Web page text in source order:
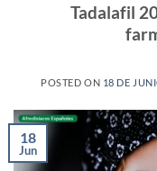
Tadalafil
POSTED ON 18 DE
18
Jun